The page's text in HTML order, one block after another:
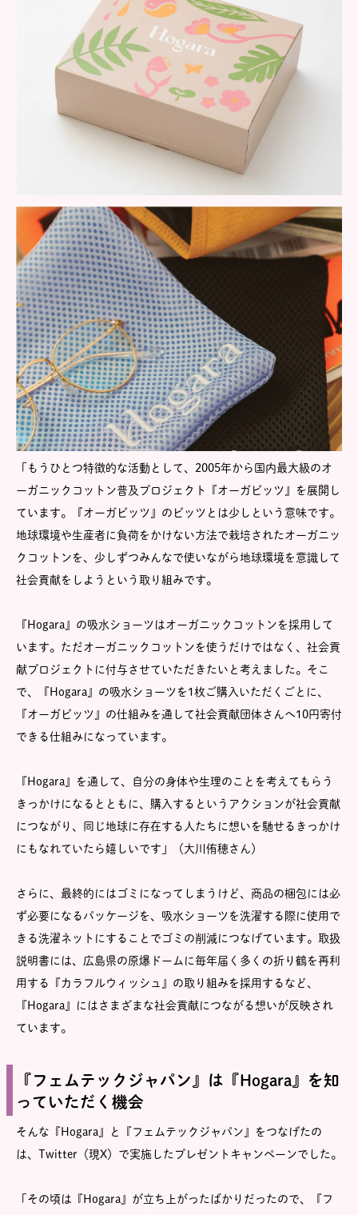
「もうひとつ特徴的な活動として、2005年から国内最大級のオ
ーガニックコットン普及プロジェクト『オーガビッツ』を展開し
ています。『オーガビッツ』のビッツとは少しという意味です。
地球環境や生産者に負荷をかけない方法で栽培されたオーガニッ
クコットンを、少しずつみんなで使いながら地球環境を意識して
社会貢献をしようという取り組みです。
『Hogara』の吸水ショーツはオーガニックコットンを採用して
います。ただオーガニックコットンを使うだけではなく、社会貢
献プロジェクトに付与させていただきたいと考えました。そこ
で、『Hogara』の吸水ショーツを1枚ご購入いただくごとに、
『オーガビッツ』の仕組みを通して社会貢献団体さんへ10円寄付
できる仕組みになっています。
『Hogara』を通して、自分の身体や生理のことを考えてもらう
きっかけになるとともに、購入するというアクションが社会貢献
につながり、同じ地球に存在する人たちに想いを馳せるきっかけ
にもなれていたら嬉しいです」（大川侑穂さん）
さらに、最終的にはゴミになってしまうけど、商品の梱包には必
ず必要になるパッケージを、吸水ショーツを洗濯する際に使用で
きる洗濯ネットにすることでゴミの削減につなげています。取扱
説明書には、広島県の原爆ドームに毎年届く多くの折り鶴を再利
用する『カラフルウィッシュ』の取り組みを採用するなど、
『Hogara』にはさまざまな社会貢献につながる想いが反映され
ています。
『フェムテックジャパン』は『Hogara』を知
っていただく機会
そんな『Hogara』と『フェムテックジャパン』をつなげたの
は、Twitter（現X）で実施したプレゼントキャンペーンでした。
「その頃は『Hogara』が立ち上がったばかりだったので、『フ